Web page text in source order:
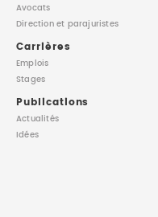
Avocats
Directionet parajuristes
Carrières
Emplois
Stages
Publications
Actualités
Idées